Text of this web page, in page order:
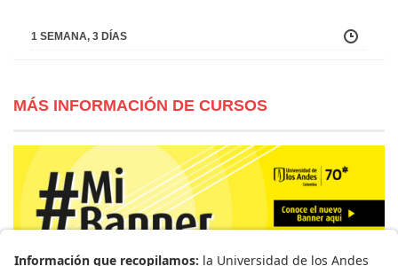
1 SEMANA, 3 DÍAS
MÁS INFORMACIÓN DE CURSOS